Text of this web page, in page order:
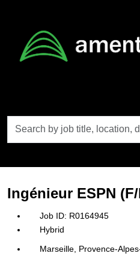
by
job
category,
etc.
Ingénieur ESPN (F/
R0164945
Hybrid
Marseille, Provence-